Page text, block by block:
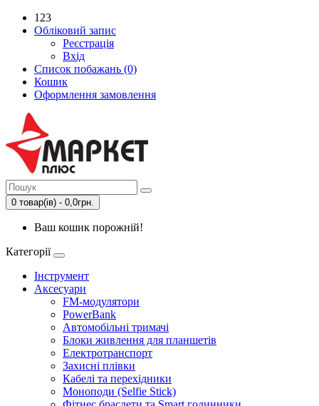
123
Обліковий запис
Реєстрація
Вхід
Список побажань (0)
Кошик
Оформлення замовлення
0 товар(ів) - 0,0грн.
Ваш кошик порожній!
Категорії
Інструмент
Аксесуари
FM-модулятори
PowerBank
Автомобільні тримачі
Блоки живлення для планшетів
Електротранспорт
Захисні плівки
Кабелі та перехідники
Моноподи (Selfie Stick)